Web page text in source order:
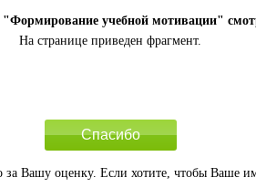
учебной мотивации"
На странице приведен фрагмент.
Спасибо
за Вашу оценку. Если хотите, чтобы Ваше